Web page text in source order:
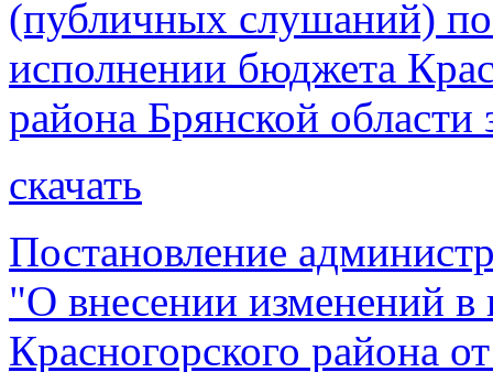
(публичных слушаний)
исполнении бюджета
района Брянской области
скачать
Постановление
"О внесении изменений
Красногорского района